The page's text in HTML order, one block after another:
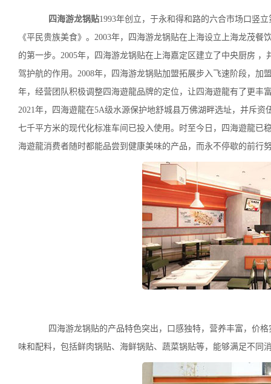
四海游龙锅贴1993年创立，于永和得和路的六合市场口竖
《平民贵族美食》。2003年，四海游龙锅贴在上海设立上海龙茂
的第一步。2005年，四海游龙锅贴在上海嘉定区建立了中央厨房
驾护航的作用。2008年，四海游龙锅贴加盟拓展步入飞速阶段，加
年，经营团队积极调整四海遊龍品牌的定位，让四海遊龍有了更丰
2021年，四海遊龍在5A级水源保护地舒城县万佛湖畔选址，并斥
七千平方米的现代化标准车间已投入使用。时至今日，四海遊龍已
海遊龍消费者随时都能品尝到健康美味的产品，而永不停歇的前行
四海游龙锅贴的产品特色突出，口感独特，营养丰富，价格
味和配料，包括鲜肉锅贴、海鲜锅贴、蔬菜锅贴等，能够满足不同